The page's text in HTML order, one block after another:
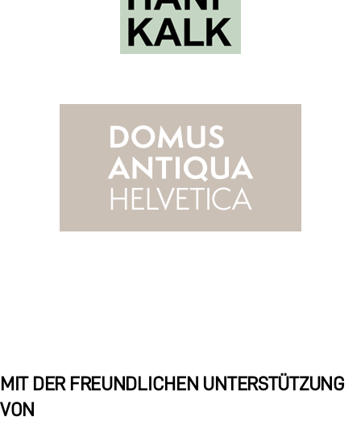
MIT DER FREUNDLICHEN UNTERSTÜTZUNG
VON